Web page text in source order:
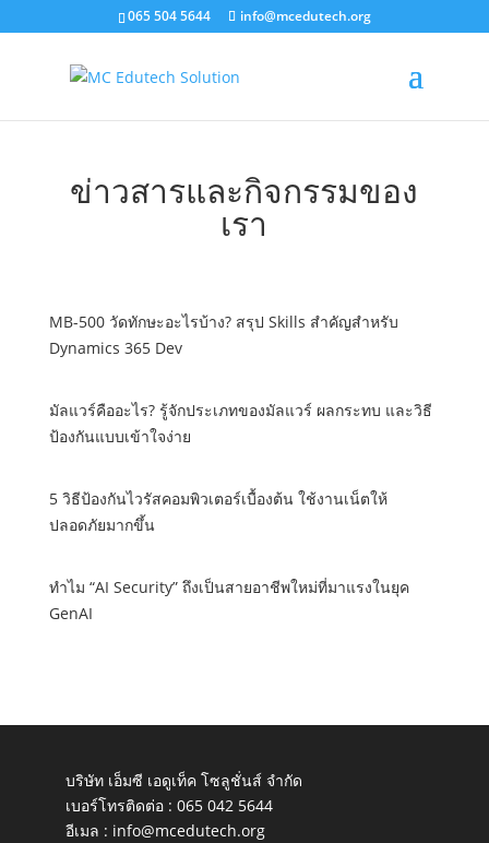
065 504 5644 info@mcedutech.org
ข่าวสารและกิจกรรมของ
เรา
MB-500 วัดทักษะอะไรบ้าง? สรุป Skills สำคัญสำหรับ
Dynamics 365 Dev
มัลแวร์คืออะไร? รู้จักประเภทของมัลแวร์ ผลกระทบ และวิธี
ป้องกันแบบเข้าใจง่าย
5 วิธีป้องกันไวรัสคอมพิวเตอร์เบื้องต้น ใช้งานเน็ตให้
ปลอดภัยมากขึ้น
ทำไม “AI Security” ถึงเป็นสายอาชีพใหม่ที่มาแรงในยุค
GenAI
บริษัท เอ็มซี เอดูเท็ค โซลูชั่นส์ จำกัด
เบอร์โทรติดต่อ : 065 042 5644
อีเมล : info@mcedutech.org